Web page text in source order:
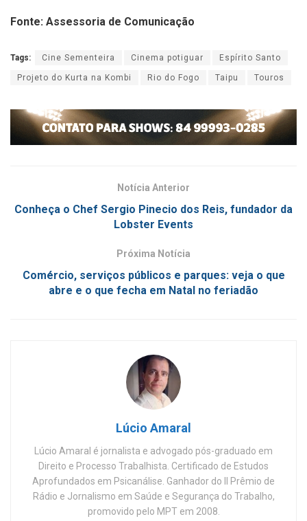
Fonte: Assessoria de Comunicação
Tags: Cine Sementeira Cinema potiguar Espírito Santo
Projeto do Kurta na Kombi Rio do Fogo Taipu Touros
Notícia Anterior
Conheça o Chef Sergio Pinecio dos Reis, fundador da
Lobster Events
Próxima Notícia
Comércio, serviços públicos e parques: veja o que
abre e o que fecha em Natal no feriadão
Lúcio Amaral
Lúcio Amaral é jornalista e advogado pós-graduado em
Direito e Processo Trabalhista. Certificado de Estudos
Aprofundados em Psicanálise. Ganhador do II Prêmio de
Rádio e Jornalismo em Saúde e Segurança do Trabalho,
promovido pelo MPT em 2008.